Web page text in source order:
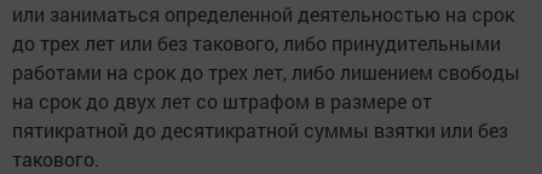
или заниматься определенной деятельностью на срок
до трех лет или без такового, либо принудительными
работами на срок до трех лет, либо лишением свободы
на срок до двух лет со штрафом в размере от
пятикратной до десятикратной суммы взятки или без
такового.